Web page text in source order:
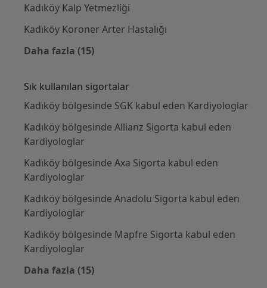
Kadıköy Kalp Yetmezliği
Kadıköy Koroner Arter Hastalığı
Daha fazla (15)
Sık kullanılan sigortalar
Kadıköy bölgesinde SGK kabul eden Kardiyologlar
Kadıköy bölgesinde Allianz Sigorta kabul eden
Kardiyologlar
Kadıköy bölgesinde Axa Sigorta kabul eden
Kardiyologlar
Kadıköy bölgesinde Anadolu Sigorta kabul eden
Kardiyologlar
Kadıköy bölgesinde Mapfre Sigorta kabul eden
Kardiyologlar
Daha fazla (15)